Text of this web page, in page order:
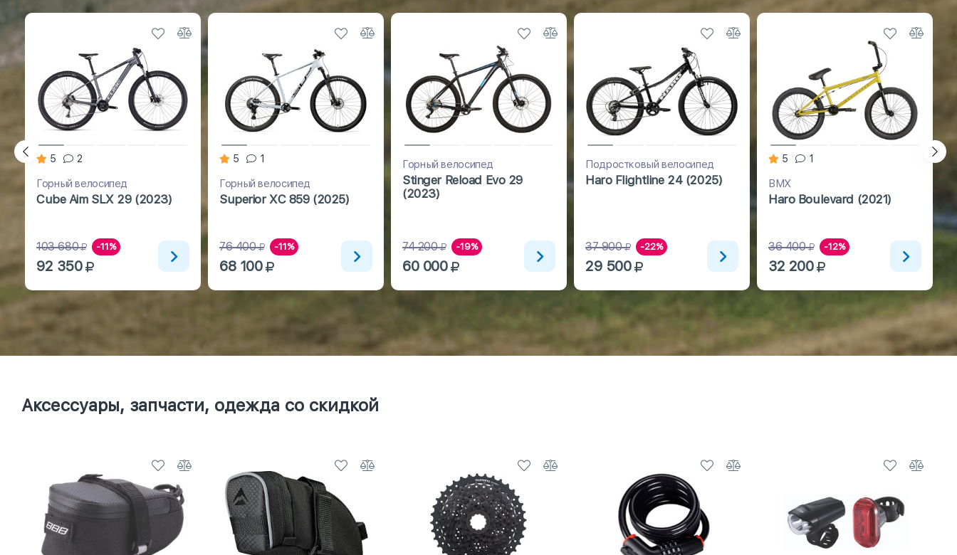
5 2
Горный велосипед
Cube Aim SLX 29 (2023)
103 680 -11%
92 350
5 1
Горный велосипед
Superior XC 859 (2025)
76 400 -11%
68 100
Горный велосипед
Stinger Reload Evo 29
(2023)
74 200 -19%
60 000
Подростковый велосипед
Haro Flightline 24 (2025)
37 900 -22%
29 500
5 1
BMX
Haro Boulevard (2021)
36 400 -12%
32 200
Аксессуары, запчасти, одежда со скидкой